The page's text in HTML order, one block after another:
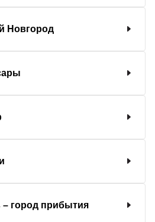
Новгород
– город прибытия